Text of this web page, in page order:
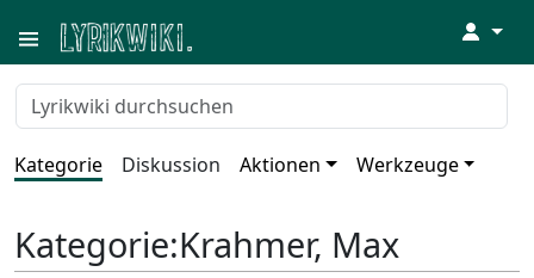
↓
Kategorie Diskussion Aktionen Werkzeuge
Kategorie:Krahmer, Max